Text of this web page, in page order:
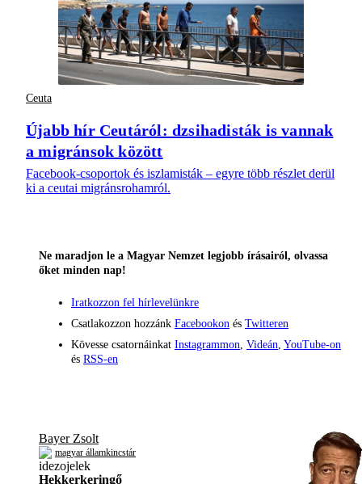
Ceuta
Újabb hír Ceutáról: dzsihadisták is vannak
a migránsok között
Facebook-csoportok és iszlamisták – egyre több részlet derül
ki a ceutai migránsrohamról.
Ne maradjon le a Magyar Nemzet legjobb írásairól, olvassa
őket minden nap!
Iratkozzon fel hírlevelünkre
Csatlakozzon hozzánk Facebookon és Twitteren
Kövesse csatornáinkat Instagrammon Videán YouTube-on
és RSS-en
Bayer Zsolt
magyar államkincstár
Hekkerkeringő